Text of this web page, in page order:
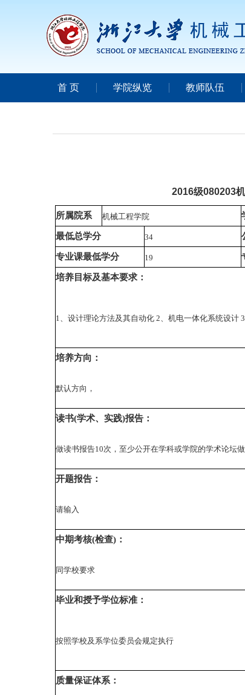
首 页 学院纵览 教师队伍
2016级080203
所属院系 机械工程学院
最低总学分 34
专业课最低学分 19
培养目标及基本要求：
1、设计理论方法及其自动化 2、机电一体化系统设计
培养方向：
默认方向，
读书(学术、实践)报告：
做读书报告10次，至少公开在学科或学院的学术论坛
开题报告：
请输入
中期考核(检查)：
同学校要求
毕业和授予学位标准：
按照学校及系学位委员会规定执行
质量保证体系：